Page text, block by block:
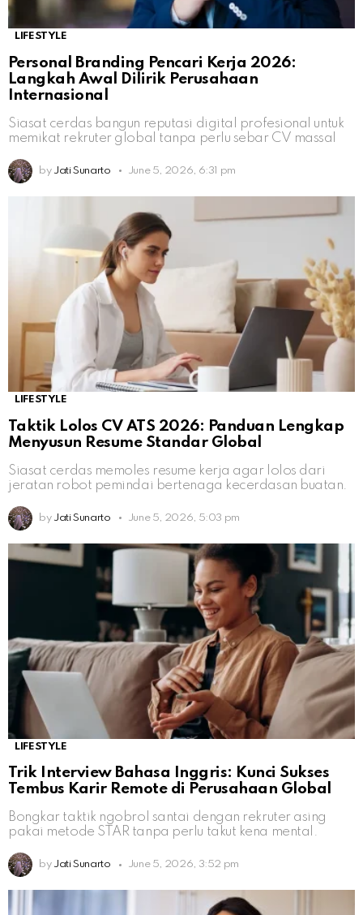
LIFESTYLE
Personal Branding Pencari Kerja 2026:
Langkah Awal Dilirik Perusahaan
Internasional
Siasat cerdas bangun reputasi digital profesional untuk
memikat rekruter global tanpa perlu sebar CV massal
by Jati Sunarto June 5, 2026, 6:31 pm
LIFESTYLE
Taktik Lolos CV ATS 2026: Panduan Lengkap
Menyusun Resume Standar Global
Siasat cerdas memoles resume kerja agar lolos dari
jeratan robot pemindai bertenaga kecerdasan buatan.
by Jati Sunarto June 5, 2026, 5:03 pm
LIFESTYLE
Trik Interview Bahasa Inggris: Kunci Sukses
Tembus Karir Remote di Perusahaan Global
Bongkar taktik ngobrol santai dengan rekruter asing
pakai metode STAR tanpa perlu takut kena mental.
by Jati Sunarto June 5, 2026, 3:52 pm